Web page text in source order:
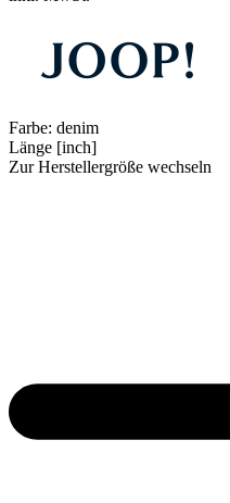
Farbe: denim
Länge [inch]
Zur Herstellergröße wechseln